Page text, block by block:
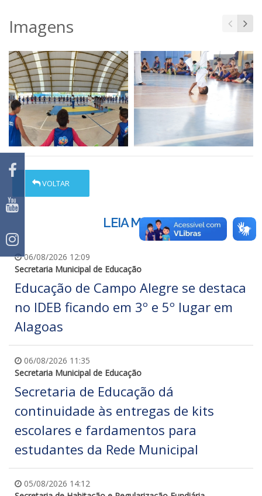
Imagens
VOLTAR
LEIA MAIS
06/08/2026 12:09
Secretaria Municipal de Educação
Educação de Campo Alegre se destaca
no IDEB ficando em 3º e 5º lugar em
Alagoas
06/08/2026 11:35
Secretaria Municipal de Educação
Secretaria de Educação dá
continuidade às entregas de kits
escolares e fardamentos para
estudantes da Rede Municipal
05/08/2026 14:12